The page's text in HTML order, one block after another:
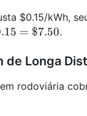
$0.15/kWh,
= $7.50.
de Longa
rodoviária